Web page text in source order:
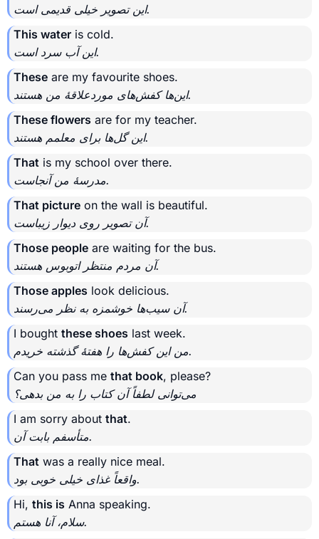
این تصویر خیلی قدیمی است.
This water is cold.
این آب سرد است.
These are my favourite shoes.
این‌ها کفش‌های موردعلاقهٔ من هستند.
These flowers are for my teacher.
این گل‌ها برای معلمم هستند.
That is my school over there.
مدرسهٔ من آنجاست.
That picture on the wall is beautiful.
آن تصویر روی دیوار زیباست.
Those people are waiting for the bus.
آن مردم منتظر اتوبوس هستند.
Those apples look delicious.
آن سیب‌ها خوشمزه به نظر می‌رسند.
I bought these shoes last week.
من این کفش‌ها را هفتهٔ گذشته خریدم.
Can you pass me that book, please?
می‌توانی لطفاً آن کتاب را به من بدهی؟
I am sorry about that.
متأسفم بابت آن.
That was a really nice meal.
واقعاً غذای خیلی خوبی بود.
Hi, this is Anna speaking.
سلام، آنا هستم.